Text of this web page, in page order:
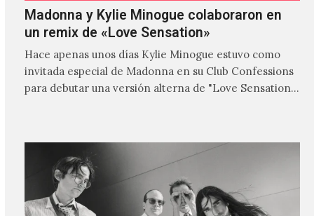
Madonna y Kylie Minogue colaboraron en
un remix de «Love Sensation»
Hace apenas unos días Kylie Minogue estuvo como
invitada especial de Madonna en su Club Confessions
para debutar una versión alterna de "Love Sensation",